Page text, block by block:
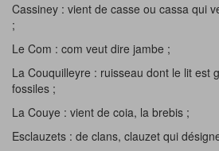
Cassiney : vient de casse ou cassa qui
;
Le Com : com veut dire jambe ;
La Couquilleyre : ruisseau dont le lit est
fossiles ;
La Couye : vient de coia, la brebis ;
Esclauzets : de clans, clauzet qui